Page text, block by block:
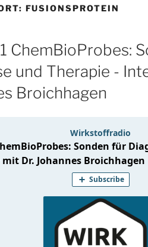
FUSIONSPROTEIN
ChemBioProbes:
und Therapie -
Broichhagen